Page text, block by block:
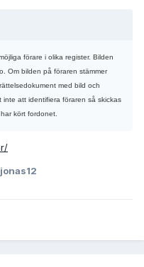
förare i olika register. Bilden
Om bilden på föraren stämmer
med bild och
att identifiera föraren så skickas
kört fordonet.